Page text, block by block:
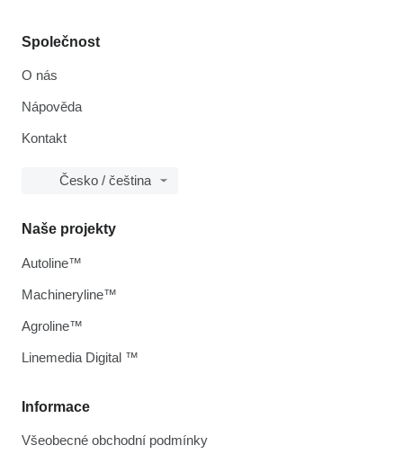
Společnost
O nás
Nápověda
Kontakt
Česko / čeština
Informace
Všeobecné obchodní podmínky
Naše projekty
Autoline™
Machineryline™
Agroline™
Linemedia Digital ™